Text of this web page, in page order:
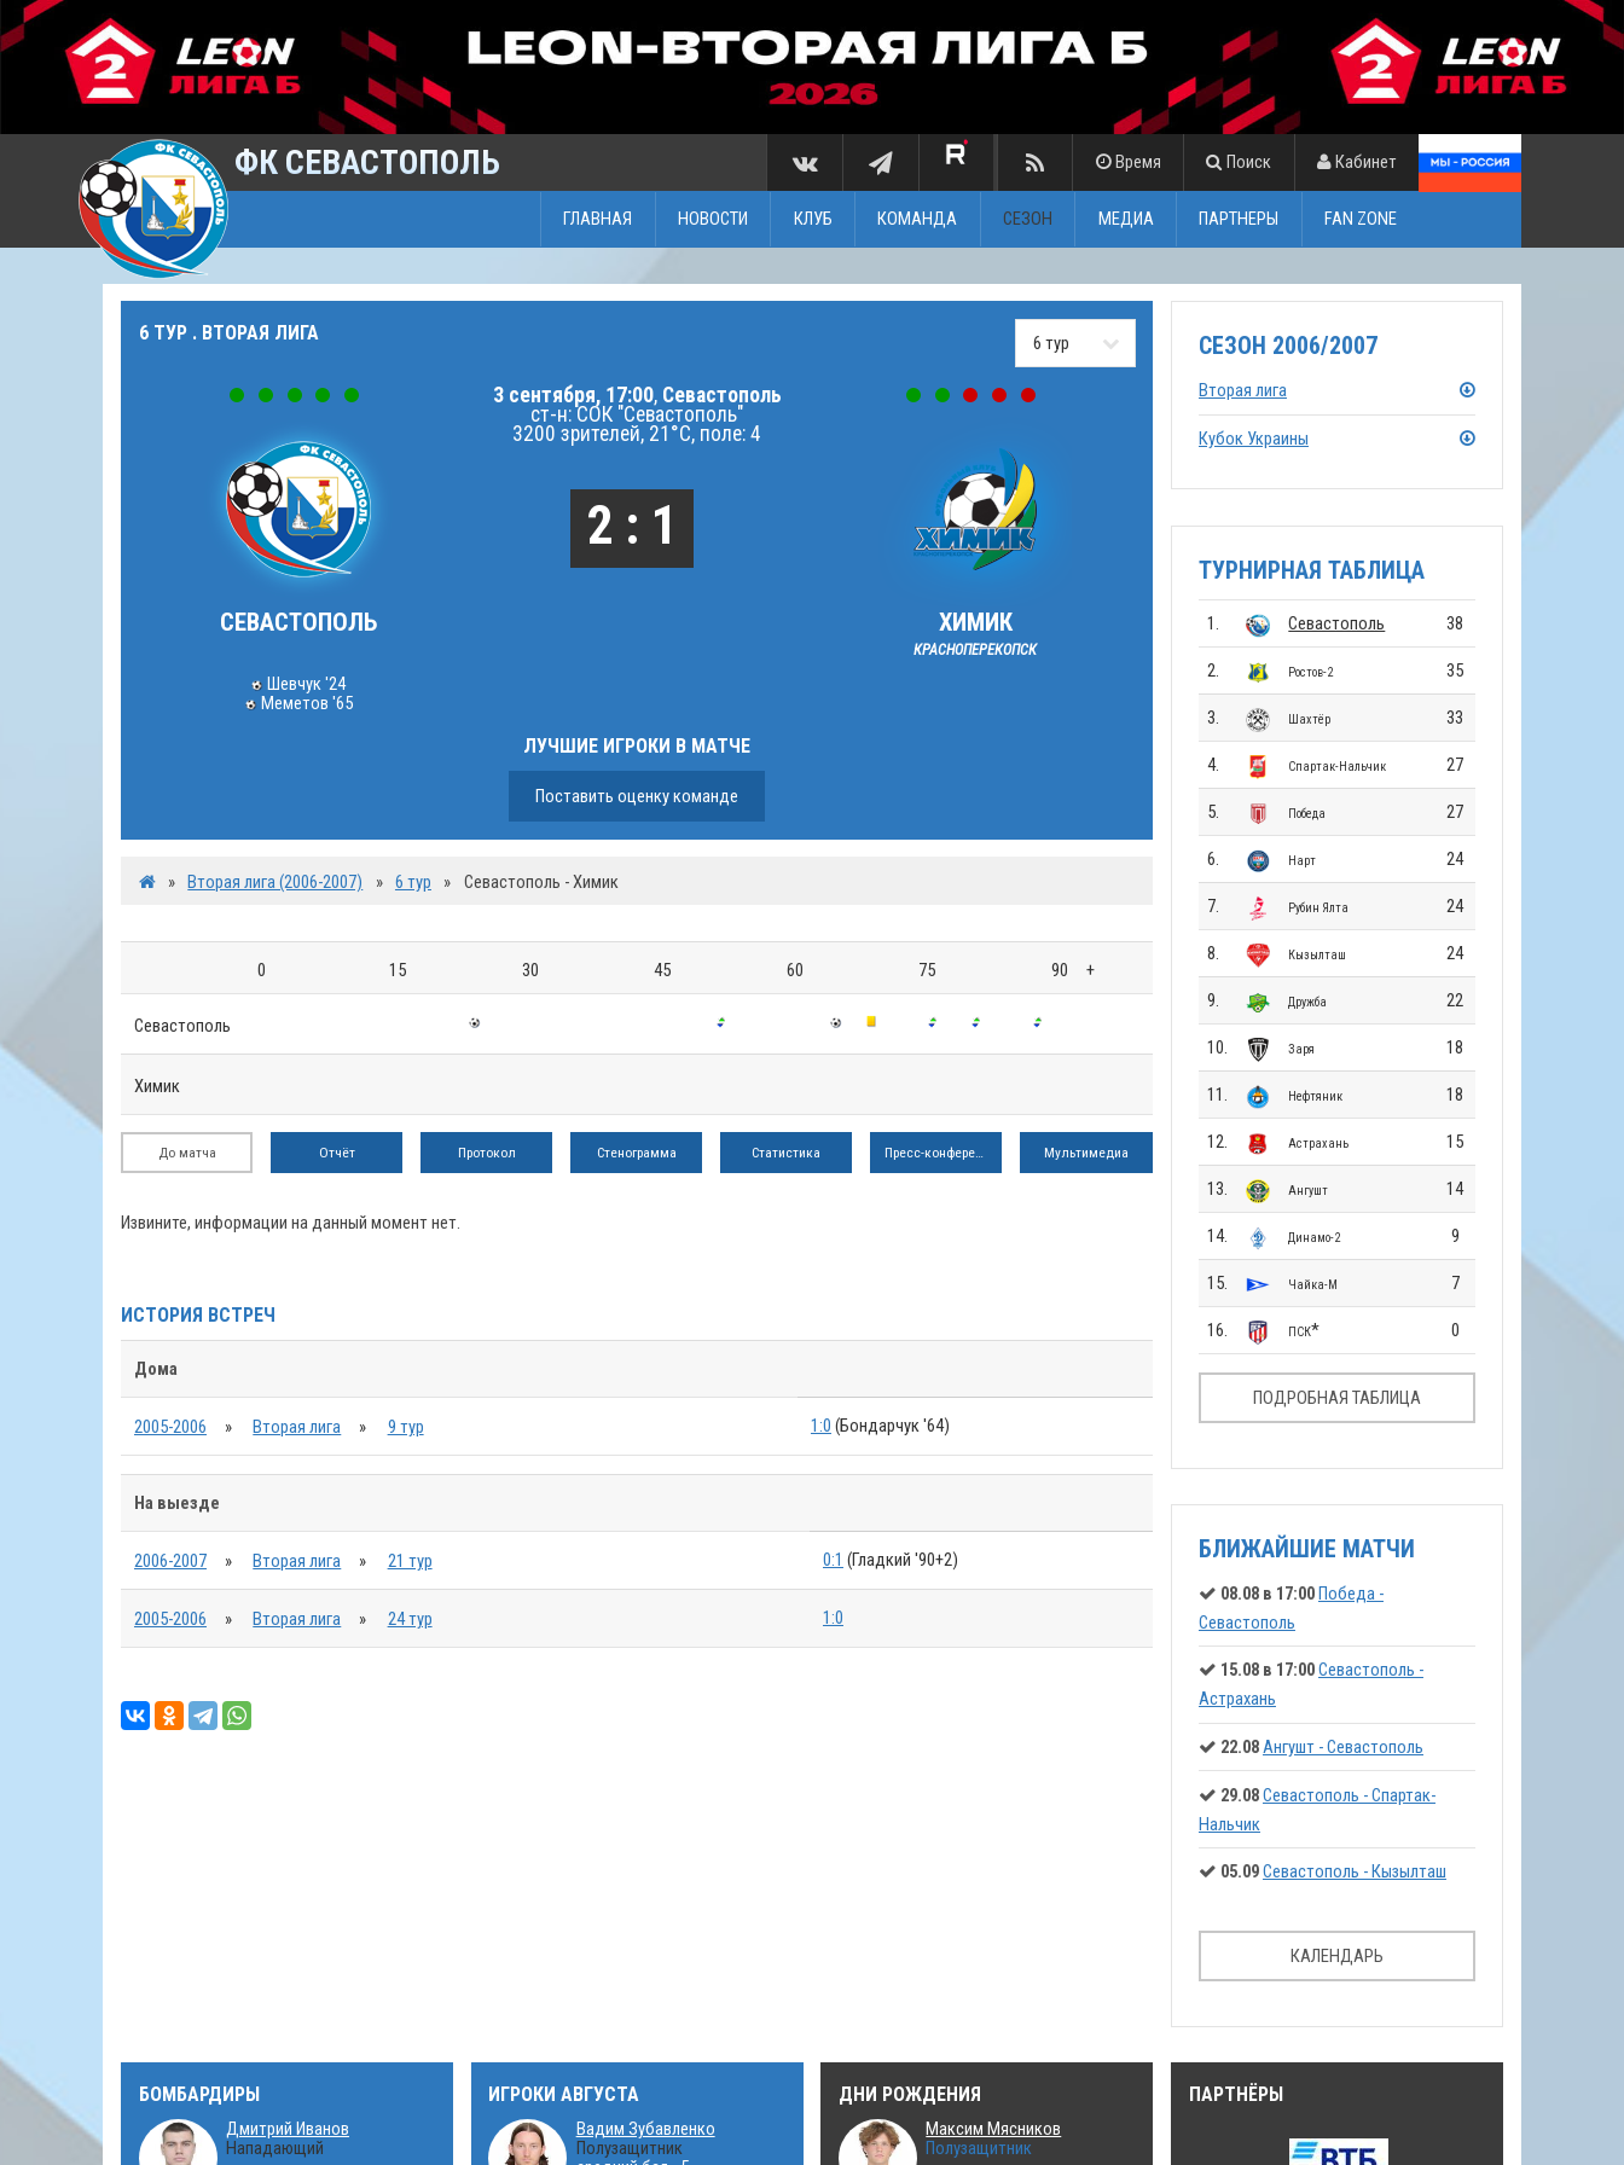
ФК СЕВАСТОПОЛЬ Время Поиск Кабинет
ГЛАВНАЯ НОВОСТИ КЛУБ КОМАНДА СЕЗОН МЕДИА ПАРТНЕРЫ FAN ZONE
6 ТУР . ВТОРАЯ ЛИГА
СЕВАСТОПОЛЬ
Шевчук '24
Меметов '65
3 сентября, 17:00, Севастополь
ст-н: СОК "Севастополь"
3200 зрителей, 21°C, поле: 4
2 : 1
ХИМИК
КРАСНОПЕРЕКОПСК
ЛУЧШИЕ ИГРОКИ В МАТЧЕ
Поставить оценку команде
» Вторая лига (2006-2007) » 6 тур » Севастополь - Химик
0 15 30 45 60 75 90 +
Севастополь
Химик
До матча Отчёт Протокол Стенограмма Статистика Пресс-конференция Мультимедиа
Извините, информации на данный момент нет.
ИСТОРИЯ ВСТРЕЧ
Дома
2005-2006 » Вторая лига » 9 тур 1:0 (Бондарчук '64)
На выезде
2006-2007 » Вторая лига » 21 тур 0:1 (Гладкий '90+2)
2005-2006 » Вторая лига » 24 тур 1:0
СЕЗОН 2006/2007
Вторая лига
Кубок Украины
ТУРНИРНАЯ ТАБЛИЦА
1. Севастополь 38
2. Ростов-2 35
3. Шахтёр 33
4. Спартак-Нальчик 27
5. Победа 27
6. Нарт 24
7. Рубин Ялта 24
8. Кызылташ 24
9. Дружба 22
10. Заря 18
11. Нефтяник 18
12. Астрахань 15
13. Ангушт 14
14. Динамо-2 9
15. Чайка-М 7
16. ПСК* 0
ПОДРОБНАЯ ТАБЛИЦА
БЛИЖАЙШИЕ МАТЧИ
08.08 в 17:00Победа -
Севастополь
15.08 в 17:00Севастополь -
Астрахань
22.08Ангушт - Севастополь
29.08Севастополь - Спартак-
Нальчик
05.09Севастополь - Кызылташ
КАЛЕНДАРЬ
БОМБАРДИРЫ
Дмитрий Иванов
Нападающий
ИГРОКИ АВГУСТА
Вадим Зубавленко
Полузащитник
ДНИ РОЖДЕНИЯ
Максим Мясников
Полузащитник
ПАРТНЁРЫ